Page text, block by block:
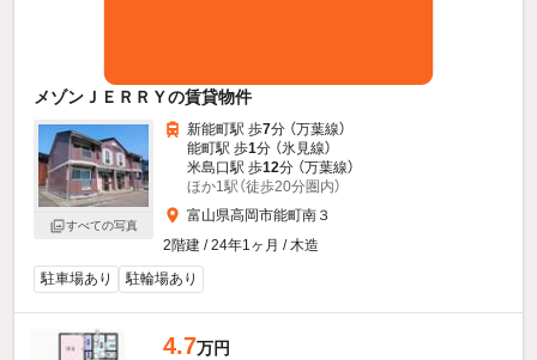
メゾンＪＥＲＲＹの賃貸物件
すべての写真
新能町駅 歩7分 （万葉線）
能町駅 歩1分 （氷見線）
米島口駅 歩12分 （万葉線）
ほか1駅（徒歩20分圏内）
富山県高岡市能町南３
2階建 / 24年1ヶ月 / 木造
駐車場あり
駐輪場あり
4.7万円